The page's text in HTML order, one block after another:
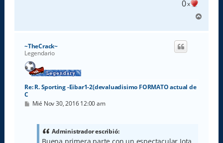
0x
r
~TheCrack~
Legendario
Re: R. Sporting -Eibar1-2(devaluadisimo FORMATO actual de
C
M
Mié Nov 30, 2016 12:00 am
Administrador escribió:
Buena primera parte con un espectacular Jota